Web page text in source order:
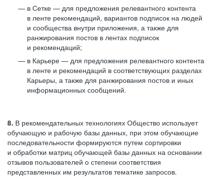
в Сетке — для предложения релевантного контента
в ленте рекомендаций, вариантов подписок на людей
и сообщества внутри приложения, а также для
ранжирования постов в лентах подписок
и рекомендаций;
в Карьере — для предложения релевантного контента
в ленте и рекомендаций в соответствующих разделах
Карьеры, а также для ранжирования постов и иных
информационных сообщений.
8. В рекомендательных технологиях Общество использует
обучающую и рабочую базы данных, при этом обучающие
последовательности формируются путем сортировки
и обработки матриц обучающей базы данных на основании
отзывов пользователей о степени соответствия
представленных им результатов тематике запросов.